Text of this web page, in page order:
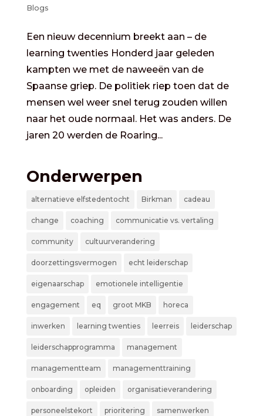
Blogs
Een nieuw decennium breekt aan – de
learning twenties Honderd jaar geleden
kampten we met de naweeën van de
Spaanse griep. De politiek riep toen dat de
mensen wel weer snel terug zouden willen
naar het oude normaal. Het was anders. De
jaren 20 werden de Roaring...
Onderwerpen
alternatieve elfstedentocht Birkman cadeau
change coaching communicatie vs. vertaling
community cultuurverandering
doorzettingsvermogen echt leiderschap
eigenaarschap emotionele intelligentie
engagement eq groot MKB horeca
inwerken learning twenties leerreis leiderschap
leiderschapprogramma management
managementteam managementtraining
onboarding opleiden organisatieverandering
personeelstekort prioritering samenwerken